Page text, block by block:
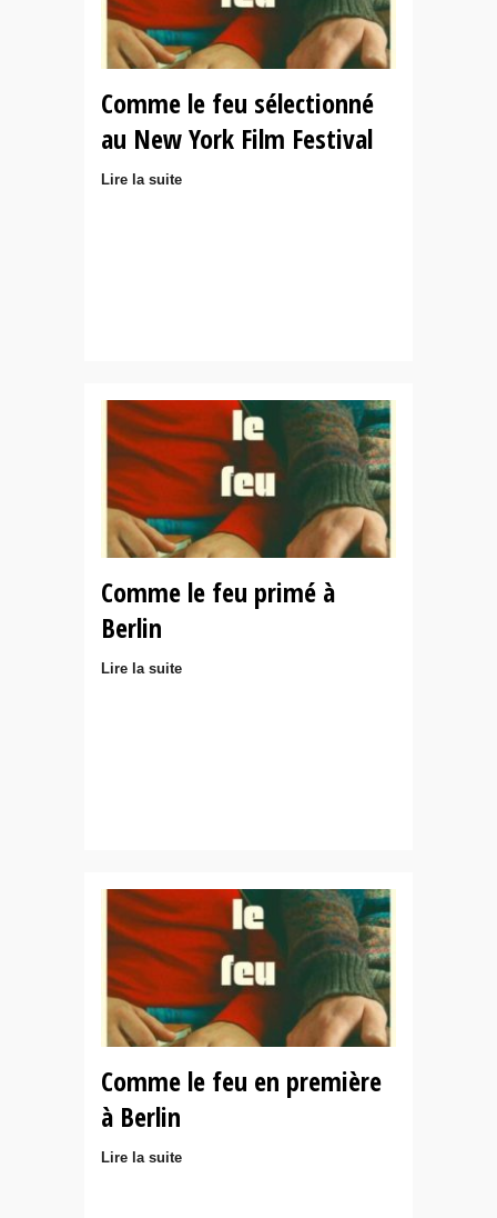
Comme le feu sélectionné
au New York Film Festival
Lire la suite
Comme le feu primé à
Berlin
Lire la suite
Comme le feu en première
à Berlin
Lire la suite